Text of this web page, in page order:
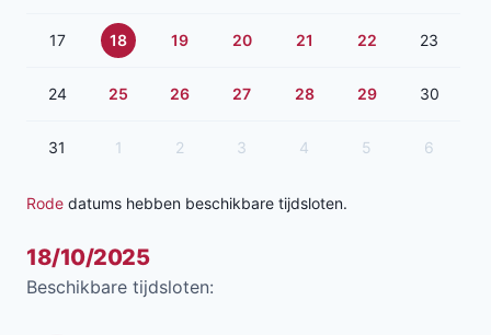
17 18 19 20 21 22 23
24 25 26 27 28 29 30
31 1 2 3 4 5 6
Rode datums hebben beschikbare tijdsloten.
18/10/2025
Beschikbare tijdsloten: